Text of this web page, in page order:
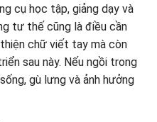
cụ học tập, giảng dạy và
tư thế cũng là điều cần
chữ viết tay mà còn
sau này. Nếu ngồi trong
gù lưng và ảnh hưởng